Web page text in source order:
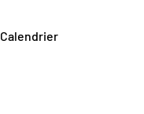
Calendrier